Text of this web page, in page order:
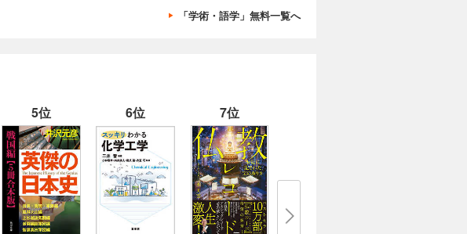
「学術・語学」無料一覧へ
5位 6位 7位